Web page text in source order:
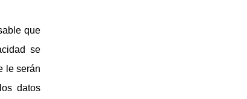
que
se
le serán
datos